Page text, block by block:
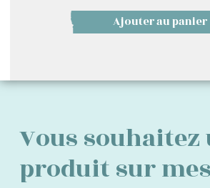
Ajouter au panier
Vous souhaitez
produit sur